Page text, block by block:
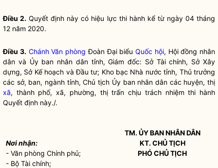
Điều 2. Quyết định này có hiệu lực thi hành kể từ ngày 04 tháng
12 năm 2020.
Điều 3. Chánh Văn phòng Đoàn Đại biểu Quốc hội, Hội đồng nhân
dân và Ủy ban nhân dântỉnh, Giám đốc: Sở Tài chính, Sở Xây
dựng, Sở Kế hoạch và Đầu tư; Kho bạc Nhà nước tỉnh, Thủ trưởng
các sở, ban, ngành tỉnh, Chủ tịch Ủy ban nhân dâncác huyện, thị
xã, thành phố,xã, phường, thị trấn chịu trách nhiệm thi hành
Quyết định này./.
Nơi nhận:
- Văn phòng Chính phủ;
- Bộ Tài chính;
TM. ỦY BANNHÂN DÂN
KT. CHỦ TỊCH
PHÓ CHỦ TỊCH